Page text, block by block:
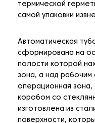
термической
самой упаковки
Автоматическая
сформирована на
полости которой
зона, а над
операционная
коробом со
изготовлена из
поверхности,